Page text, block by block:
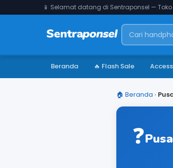
📱 Selamat datang di Sentraponsel —
Beranda 🔥 Flash Sale
🏠 Beranda ›
❓